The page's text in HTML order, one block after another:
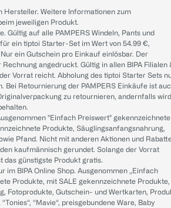
Hersteller. Weitere Informationen zum
jeweiligen Produkt.
Gültig auf alle PAMPERS Windeln, Pants und
ein tiptoi Starter-Set im Wert von 54.99 €,
ein Gutschein pro Einkauf einlösbar. Der
angedruckt. Gültig in allen BIPA Filialen
Vorrat reicht. Abholung des tiptoi Starter Sets
Bei Retournierung der PAMPERS Einkäufe ist
zu retournieren, andernfalls wird
"Einfach Preiswert" gekennzeichnete
Produkte, Säuglingsanfangsnahrung,
Pfand. Nicht mit anderen Aktionen und
kaufmännisch gerundet. Solange der Vorrat
das günstigste Produkt gratis.
im BIPA Online Shop. Ausgenommen „Einfach
Produkte, mit SALE gekennzeichnete Produkte,
Fotoprodukte, Gutschein- und Wertkarten,
“Mavie“, preisgebundene Ware, Baby